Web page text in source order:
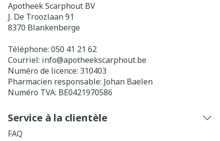
Apotheek Scarphout BV
J. De Troozlaan 91
8370 Blankenberge
Téléphone: 050 41 21 62
Courriel: info@apotheekscarphout.be
Numéro de licence: 310403
Pharmacien responsable: Johan Baelen
Numéro TVA: BE0421970586
Service à la clientèle
FAQ